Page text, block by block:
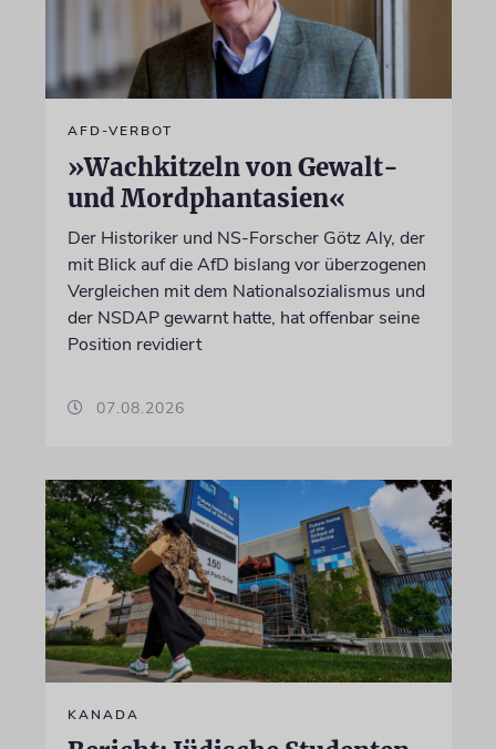
AFD-VERBOT
»Wachkitzeln von Gewalt-
und Mordphantasien«
Der Historiker und NS-Forscher Götz Aly, der
mit Blick auf die AfD bislang vor überzogenen
Vergleichen mit dem Nationalsozialismus und
der NSDAP gewarnt hatte, hat offenbar seine
Position revidiert
07.08.2026
KANADA